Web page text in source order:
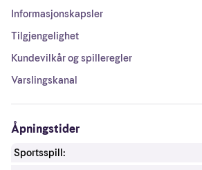
Informasjonskapsler
Tilgjengelighet
Kundevilkår og spilleregler
Varslingskanal
Åpningstider
Sportsspill: